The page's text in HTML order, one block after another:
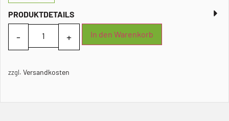
PRODUKTDETAILS
In den Warenkorb
zzgl. Versandkosten